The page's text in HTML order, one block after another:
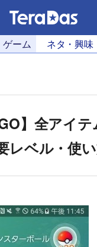
ゲーム ネタ・興味
】全アイ
レベル・使